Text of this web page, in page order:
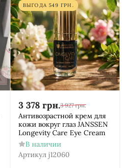
ВЫГОДА549 ГРН.
3 378 грн.3 927 грн.
Антивозрастной крем для
кожи вокруг глаз JANSSEN
Longevity Care Eye Cream
В наличии
Артикул j12060